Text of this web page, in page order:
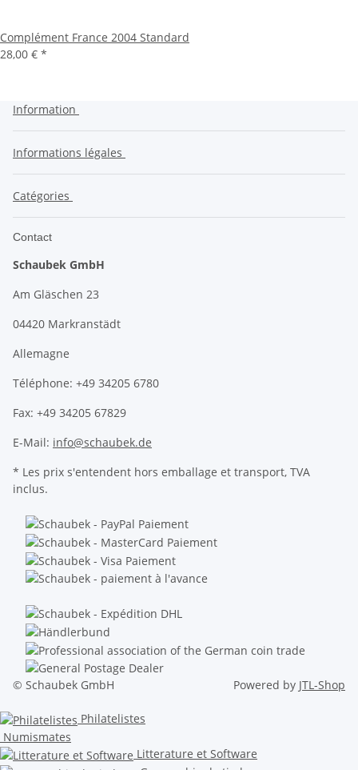
Complément France 2004 Standard
28,00 € *
Information
Informations légales
Catégories
Contact
Schaubek GmbH
Am Gläschen 23
04420 Markranstädt
Allemagne
Téléphone: +49 34205 6780
Fax: +49 34205 67829
E-Mail: info@schaubek.de
* Les prix s'entendent hors emballage et transport, TVA
inclus.
© Schaubek GmbH Powered by JTL-Shop
Philatelistes
Numismates
Litterature et Software